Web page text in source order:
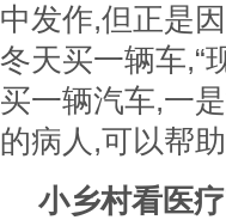
中发作,但正是
冬天买一辆车,“
买一辆汽车,一
的病人,可以帮
小乡村看医